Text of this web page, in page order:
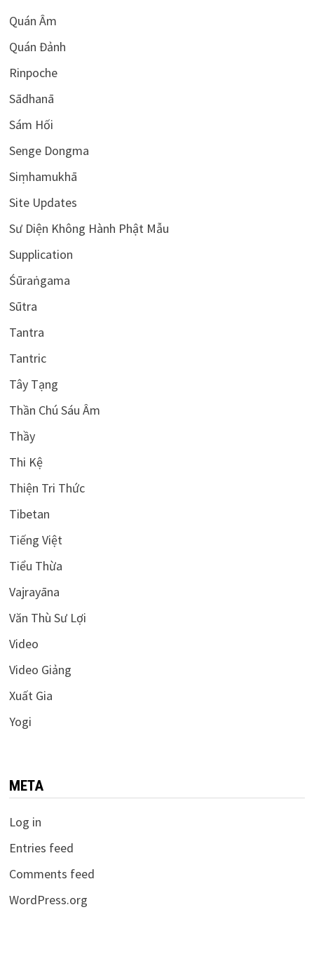
Quán Âm
Quán Đảnh
Rinpoche
Sādhanā
Sám Hối
Senge Dongma
Siṃhamukhā
Site Updates
Sư Diện Không Hành Phật Mẫu
Supplication
Śūraṅgama
Sūtra
Tantra
Tantric
Tây Tạng
Thần Chú Sáu Âm
Thầy
Thi Kệ
Thiện Tri Thức
Tibetan
Tiếng Việt
Tiểu Thừa
Vajrayāna
Văn Thù Sư Lợi
Video
Video Giảng
Xuất Gia
Yogi
META
Log in
Entries feed
Comments feed
WordPress.org